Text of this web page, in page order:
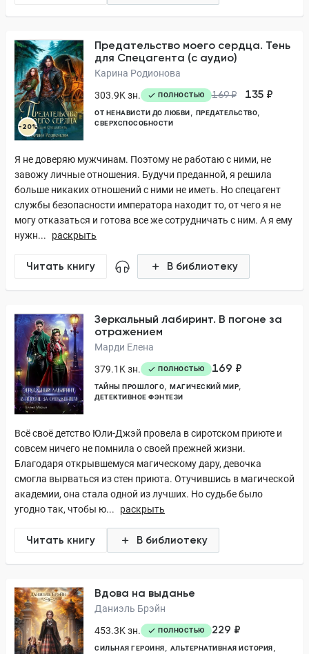
-20%
Предательство моего сердца. Тень
для Спецагента (с аудио)
Карина Родионова
303.9K зн.
ПОЛНОСТЬЮ 169 ₽ 135 ₽
ОТ НЕНАВИСТИ ДО ЛЮБВИ
ПРЕДАТЕЛЬСТВО
СВЕРХСПОСОБНОСТИ
Я не доверяю мужчинам. Поэтому не работаю с ними, не
завожу личные отношения. Будучи преданной, я решила
больше никаких отношений с ними не иметь. Но спецагент
службы безопасности императора находит то, от чего я не
могу отказаться и готова все же сотрудничать с ним. А я ему
нужн...
раскрыть
Читать книгу В библиотеку
Зеркальный лабиринт. В погоне за
отражением
Марди Елена
379.1K зн.
ПОЛНОСТЬЮ 169 ₽
ТАЙНЫ ПРОШЛОГО
МАГИЧЕСКИЙ МИР
ДЕТЕКТИВНОЕ ФЭНТЕЗИ
Всё своё детство Юли-Джэй провела в сиротском приюте и
совсем ничего не помнила о своей прежней жизни.
Благодаря открывшемуся магическому дару, девочка
смогла вырваться из стен приюта. Отучившись в магической
академии, она стала одной из лучших. Но судьбе было
угодно так, чтобы ю...
раскрыть
Читать книгу В библиотеку
Вдова на выданье
Даниэль Брэйн
453.3K зн.
ПОЛНОСТЬЮ 229 ₽
СИЛЬНАЯ ГЕРОИНЯ
АЛЬТЕРНАТИВНАЯ ИСТОРИЯ